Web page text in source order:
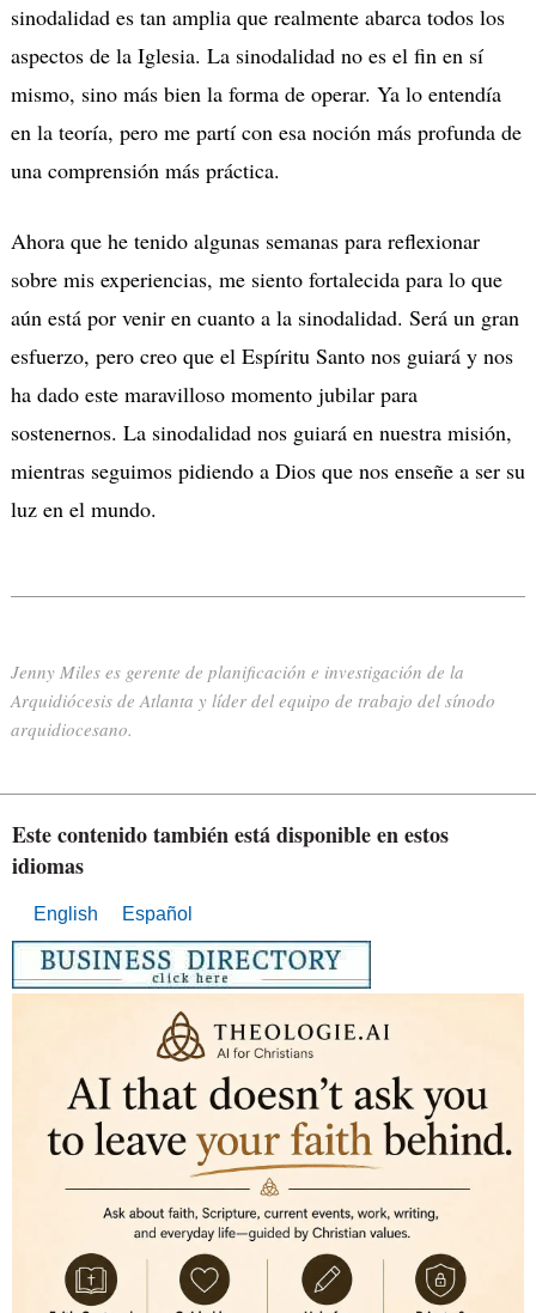
sinodalidad es tan amplia que realmente abarca todos los
aspectos de la Iglesia. La sinodalidad no es el fin en sí
mismo, sino más bien la forma de operar. Ya lo entendía
en la teoría, pero me partí con esa noción más profunda de
una comprensión más práctica.
Ahora que he tenido algunas semanas para reflexionar
sobre mis experiencias, me siento fortalecida para lo que
aún está por venir en cuanto a la sinodalidad. Será un gran
esfuerzo, pero creo que el Espíritu Santo nos guiará y nos
ha dado este maravilloso momento jubilar para
sostenernos. La sinodalidad nos guiará en nuestra misión,
mientras seguimos pidiendo a Dios que nos enseñe a ser su
luz en el mundo.
Jenny Miles es gerente de planificación e investigación de la
Arquidiócesis de Atlanta y líder del equipo de trabajo del sínodo
arquidiocesano.
Este contenido también está disponible en estos
idiomas
English Español